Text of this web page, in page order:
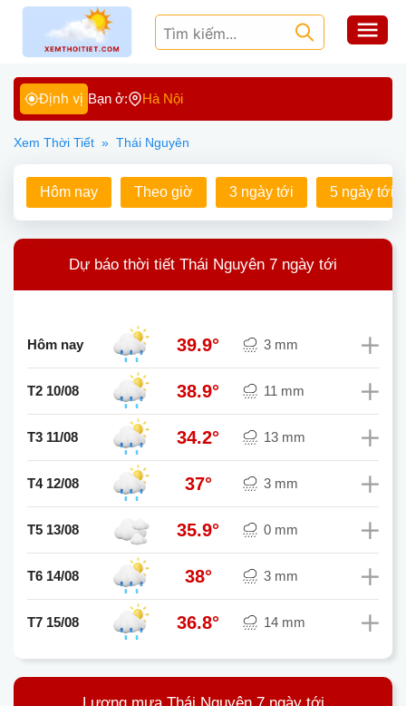
Định vị Bạn ở: Hà Nội
Xem Thời Tiết » Thái Nguyên
Hôm nay Theo giờ 3 ngày tới 5 ngày tới
Dự báo thời tiết Thái Nguyên 7 ngày tới
Hôm nay 39.9° 3 mm
T2 10/08 38.9° 11 mm
T3 11/08 34.2° 13 mm
T4 12/08 37° 3 mm
T5 13/08 35.9° 0 mm
T6 14/08 38° 3 mm
T7 15/08 36.8° 14 mm